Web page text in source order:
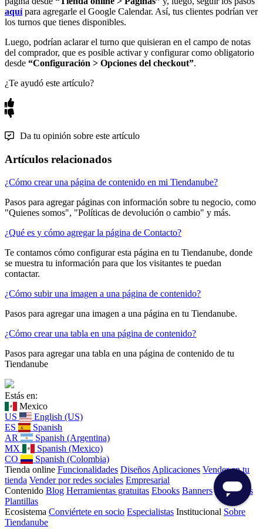
aquí para agregarle el Google Calendar. Así, tus clientes podrían ver
los turnos que tienes disponibles.
Luego, podrían aclarar el turno que quisieran en el campo de notas
del comprador, que es posible activar y configurar como obligatorio
desde “Configuración > Opciones del checkout”.
¿Te ayudó este artículo?
Da tu opinión sobre este artículo
Artículos relacionados
¿Cómo crear una página de contenido en mi Tiendanube?
Pasos para agregar páginas con información sobre tu negocio, como
"Quienes somos", "Políticas de devolución o cambio" y más.
¿Qué es y cómo agregar la página de Contacto?
Te contamos cómo configurar esta página en tu Tiendanube, donde
se muestra tu información para que los visitantes te puedan
contactar.
¿Cómo subir una imagen a una página de contenido?
Pasos para agregar una imagen a una página en tu Tiendanube.
¿Cómo crear una tabla en una página de contenido?
Pasos para agregar una tabla en una página de contenido de tu
Tiendanube
Estás en:
Mexico
US
English (US)
ES
Spanish
AR
Spanish (Argentina)
MX
Spanish (Mexico)
CO
Spanish (Colombia)
Tienda online Funcionalidades Diseños Aplicaciones Vender en tu
tienda Vender por redes sociales Empresarial
Contenido Blog Herramientas gratuitas Ebooks Banners
Checklists
Plantillas
Ecosistema Conviértete en socio Especialistas Institucional Sobre
Tiendanube